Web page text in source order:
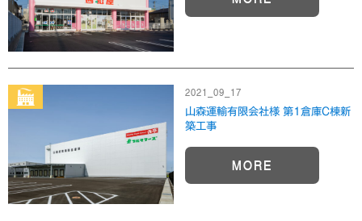
2021_09_17
山森運輸有限会社様 第1倉庫C棟新
築工事
MORE